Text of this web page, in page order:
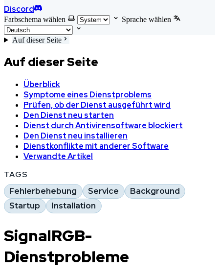
Discord
Farbschema wählen Sprache wählen
Auf dieser Seite
Auf dieser Seite
Überblick
Symptome eines Dienstproblems
Prüfen, ob der Dienst ausgeführt wird
Den Dienst neu starten
Dienst durch Antivirensoftware blockiert
Den Dienst neu installieren
Dienstkonflikte mit anderer Software
Verwandte Artikel
TAGS
Fehlerbehebung Service
Background
Startup
Installation
SignalRGB-
Dienstprobleme